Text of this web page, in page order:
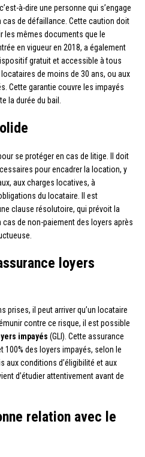
à-dire une personne qui s’engage
de défaillance. Cette caution doit
les mêmes documents que le
en vigueur en 2018, a également
gratuit et accessible à tous
de moins de 30 ans, ou aux
Cette garantie couvre les impayés
la durée du bail.
se protéger en cas de litige. Il doit
pour encadrer la location, y
aux charges locatives, à
du locataire. Il est
clause résolutoire, qui prévoit la
de non-paiement des loyers après
loyers
prises, il peut arriver qu’un locataire
contre ce risque, il est possible
impayés (GLI). Cette assurance
100% des loyers impayés, selon le
conditions d’éligibilité et aux
d’étudier attentivement avant de
relation avec le